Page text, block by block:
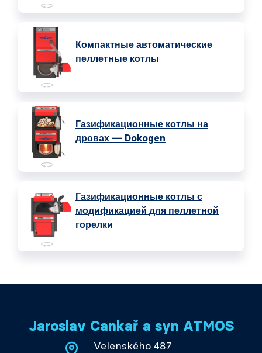
Компактные автоматические
пеллетные котлы
Газификационные котлы на
дровах — Dokogen
Газификационные котлы с
модификацией для пеллетной
горелки
Jaroslav Cankař a syn ATMOS
Velenského 487